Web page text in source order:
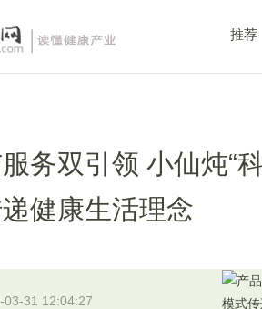
推荐
务双引领 小仙炖“
健康生活理念
03-31 12:04:27